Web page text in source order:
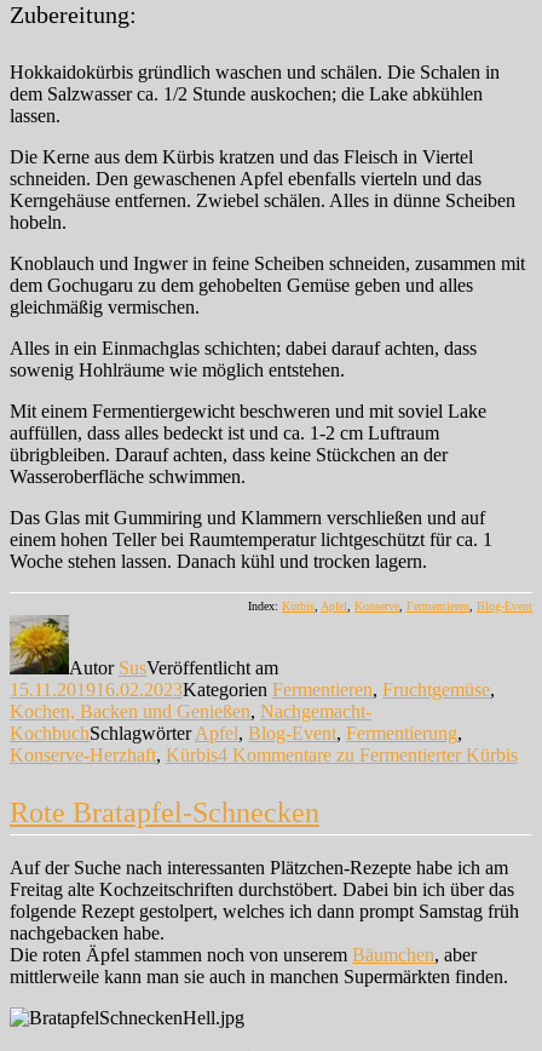
Zubereitung:
Hokkaidokürbis gründlich waschen und schälen. Die Schalen in
dem Salzwasser ca. 1/2 Stunde auskochen; die Lake abkühlen
lassen.
Die Kerne aus dem Kürbis kratzen und das Fleisch in Viertel
schneiden. Den gewaschenen Apfel ebenfalls vierteln und das
Kerngehäuse entfernen. Zwiebel schälen. Alles in dünne Scheiben
hobeln.
Knoblauch und Ingwer in feine Scheiben schneiden, zusammen mit
dem Gochugaru zu dem gehobelten Gemüse geben und alles
gleichmäßig vermischen.
Alles in ein Einmachglas schichten; dabei darauf achten, dass
sowenig Hohlräume wie möglich entstehen.
Mit einem Fermentiergewicht beschweren und mit soviel Lake
auffüllen, dass alles bedeckt ist und ca. 1-2 cm Luftraum
übrigbleiben. Darauf achten, dass keine Stückchen an der
Wasseroberfläche schwimmen.
Das Glas mit Gummiring und Klammern verschließen und auf
einem hohen Teller bei Raumtemperatur lichtgeschützt für ca. 1
Woche stehen lassen. Danach kühl und trocken lagern.
Index: Kürbis Apfel Konserve Fermentieren Blog-Event
Autor SusVeröffentlicht am
15.11.201916.02.2023Kategorien Fermentieren, Fruchtgemüse,
Kochen, Backen und Genießen, Nachgemacht-
KochbuchSchlagwörterApfel, Blog-Event, Fermentierung,
Konserve-Herzhaft, Kürbis4 Kommentare zu Fermentierter Kürbis
Rote Bratapfel-Schnecken
Auf der Suche nach interessanten Plätzchen-Rezepte habe ich am
Freitag alte Kochzeitschriften durchstöbert. Dabei bin ich über das
folgende Rezept gestolpert, welches ich dann prompt Samstag früh
nachgebacken habe.
Die roten Äpfel stammen noch von unserem Bäumchen, aber
mittlerweile kann man sie auch in manchen Supermärkten finden.